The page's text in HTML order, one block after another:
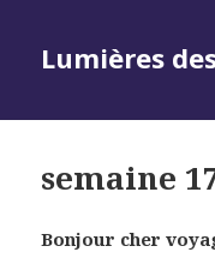
Lumières
semaine
Bonjour cher